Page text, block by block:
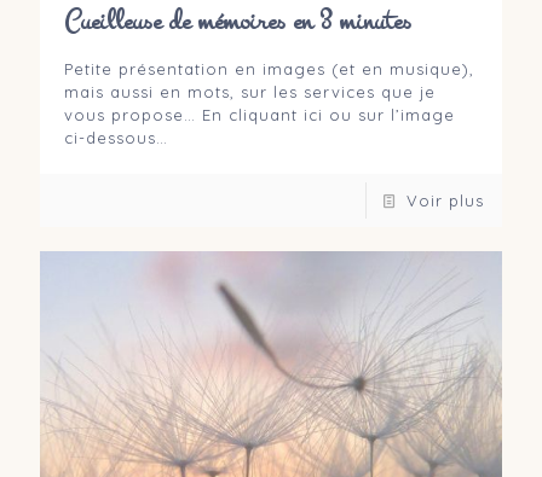
Cueilleuse de mémoires en 3 minutes
Petite présentation en images (et en musique),
mais aussi en mots, sur les services que je
vous propose… En cliquant ici ou sur l’image
ci-dessous…
Voir plus